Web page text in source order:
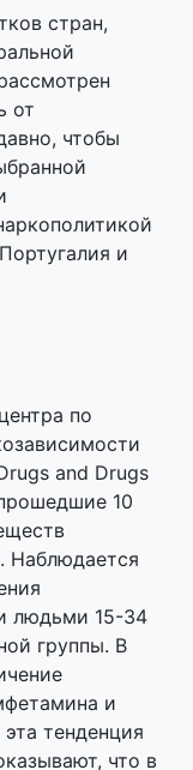
стран,
от
чтобы
и
по
and Drugs
10
Наблюдается
людьми 15-34
группы. В
и
тенденция
что в